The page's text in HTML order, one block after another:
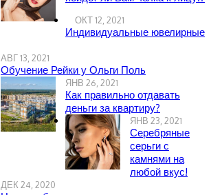
ОКТ 12, 2021
Индивидуальные ювелирные
АВГ 13, 2021
Обучение Рейки у Ольги Поль
ЯНВ 26, 2021
Как правильно отдавать
деньги за квартиру?
ЯНВ 23, 2021
Серебряные
серьги с
камнями на
любой вкус!
ДЕК 24, 2020